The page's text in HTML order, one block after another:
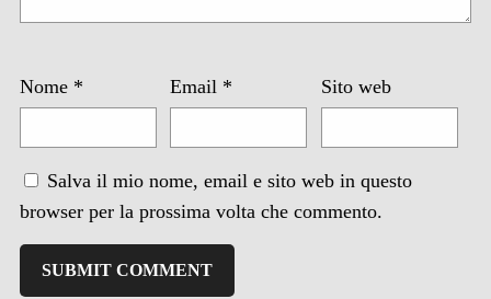
Nome * Email * Sito web
Salva il mio nome, email e sito web in questo
browser per la prossima volta che commento.